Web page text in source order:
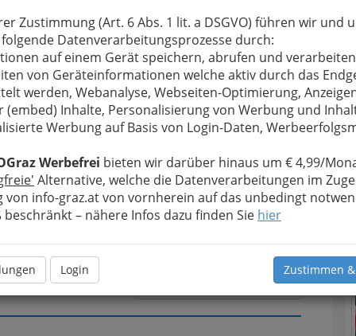
Zustimmung (Art. 6 Abs. 1 lit. a DSGVO) führen wir und
Datenverarbeitungsprozesse durch:
auf einem Gerät speichern, abrufen und
von Geräteinformationen welche aktiv durch das
werden, Webanalyse, Webseiten-Optimierung,
(embed) Inhalte, Personalisierung von Werbung und
Werbung auf Basis von Login-Daten,
Werbefrei bieten wir darüber hinaus um € 4,99/
Alternative, welche die Datenverarbeitungen im
von info-graz.at von vornherein auf das unbedingt
beschränkt – nähere Infos dazu finden Sie hier
Login Zustimmen
bewahren, verwenden wir an dieser Stelle zur
Ihre Nachricht wird nach dem Absenden
Kochauf - Heidemarie Kochauf weitergeleitet.
Meine Nachricht
Meine Nachricht senden